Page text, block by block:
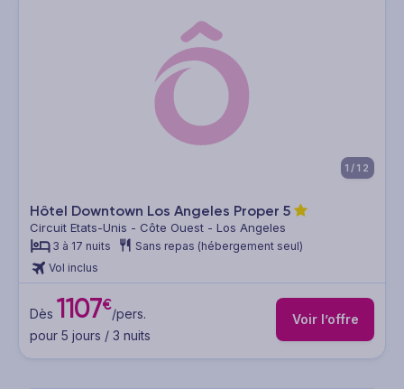
1/12
Hôtel Downtown Los Angeles Proper 5
Circuit Etats-Unis - Côte Ouest - Los Angeles
3 à 17 nuits
Sans repas (hébergement seul)
Vol inclus
Dès 1107€/pers.
pour 5 jours / 3 nuits
Voir l’offre